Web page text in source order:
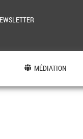
MÉDIATION